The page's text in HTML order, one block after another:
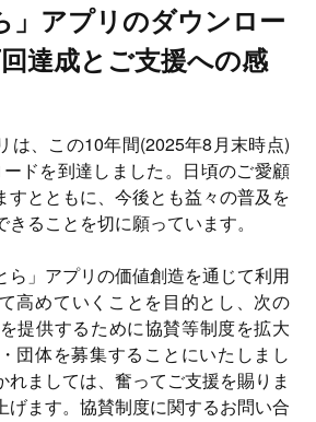
」アプリのダウンロー
達成とご支援への感
は、この10年間(2025年8月末時点)
ドを到達しました。日頃のご愛顧
すとともに、今後とも益々の普及を
ることを切に願っています。
ら」アプリの価値創造を通じて利用
高めていくことを目的とし、次の
提供するために協賛等制度を拡大
団体を募集することにいたしまし
れましては、奮ってご支援を賜りま
げます。協賛制度に関するお問い合